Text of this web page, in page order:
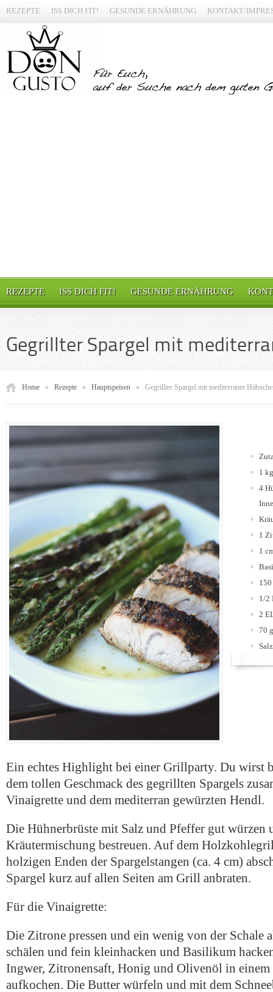
REZEPTE ISS DICH FIT! GESUNDE ERNÄHRUNG KONTAKT/
REZEPTE ISS DICH FIT! GESUNDE ERNÄHRUNG
Gegrillter Spargel mit
Home » Rezepte » Hauptspeisen » Gegrillter Spargel mit mediterraner
1
4
1
1
1/2
2
70
Ein echtes Highlight bei einer Grillparty. Du wirst
dem tollen Geschmack des gegrillten Spargels
Vinaigrette und dem mediterran gewürzten Hendl.
Die Hühnerbrüste mit Salz und Pfeffer gut würzen
Kräutermischung bestreuen. Auf dem
holzigen Enden der Spargelstangen (ca. 4 cm)
Spargel kurz auf allen Seiten am Grill anbraten.
Für die Vinaigrette:
Die Zitrone pressen und ein wenig von der Schale
schälen und fein kleinhacken und Basilikum
Ingwer, Zitronensaft, Honig und Olivenöl in
aufkochen. Die Butter würfeln und mit dem